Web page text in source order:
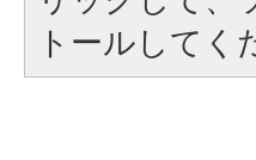
トールしてく